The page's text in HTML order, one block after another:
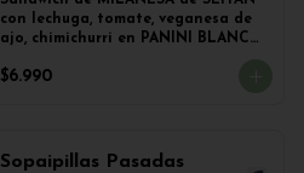
con lechuga, tomate, veganesa de
ajo, chimichurri en PANINI BLANCO
$6.990
Sopaipillas Pasadas